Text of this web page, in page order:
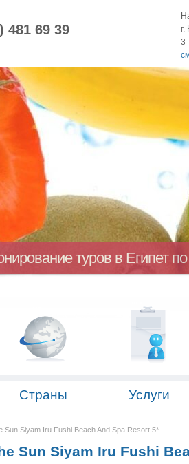
481 69 39
г.
3
туров в Египет
Страны Услуги
Siyam Iru Fushi Beach And Spa Resort 5*
Sun Siyam Iru Fushi